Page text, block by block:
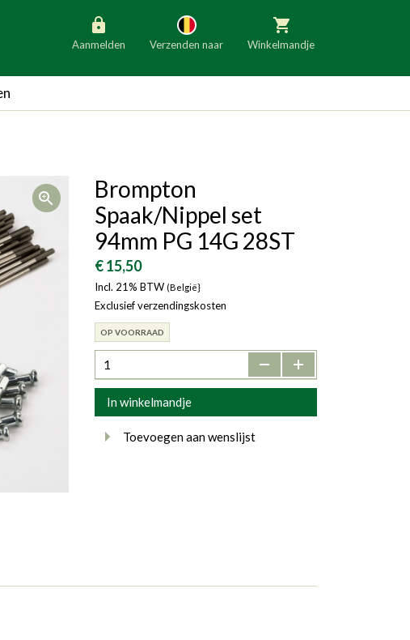
Aanmelden Verzenden naar
Slovenië
Denemarken Finland
Bulgarije
Winkelmandje
Open
Brompton
Spaak/Nippel set
94mm PG 14G 28ST
€ 15,50
Incl. 21% BTW (België}
Exclusief verzendingskosten
OP VOORRAAD
- +
In winkelmandje
Toevoegen aan wenslijst